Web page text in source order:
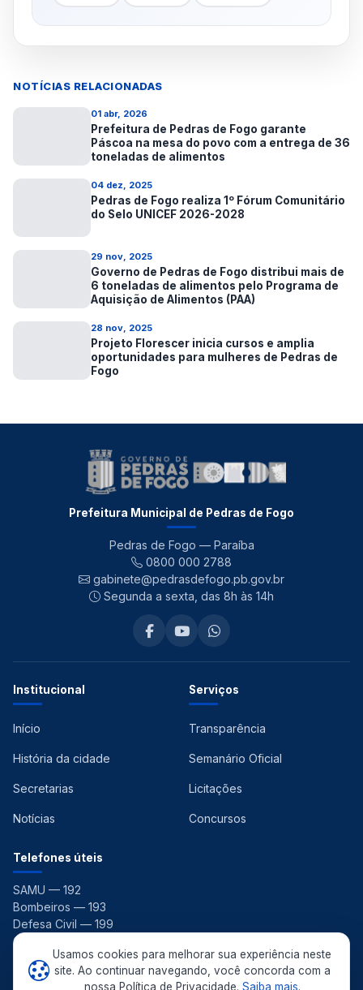
NOTÍCIAS RELACIONADAS
01 abr, 2026
Prefeitura de Pedras de Fogo garante
Páscoa na mesa do povo com a entrega de 36
toneladas de alimentos
04 dez, 2025
Pedras de Fogo realiza 1º Fórum Comunitário
do Selo UNICEF 2026-2028
29 nov, 2025
Governo de Pedras de Fogo distribui mais de
6 toneladas de alimentos pelo Programa de
Aquisição de Alimentos (PAA)
28 nov, 2025
Projeto Florescer inicia cursos e amplia
oportunidades para mulheres de Pedras de
Fogo
Prefeitura Municipal de Pedras de Fogo
Pedras de Fogo — Paraíba
0800 000 2788
gabinete@pedrasdefogo.pb.gov.br
Segunda a sexta, das 8h às 14h
Institucional
Início
História da cidade
Secretarias
Notícias
Serviços
Transparência
Semanário Oficial
Licitações
Concursos
Telefones úteis
SAMU — 192
Bombeiros — 193
Defesa Civil — 199
Ouvidoria — 156
Usamos cookies para melhorar sua experiência neste
site. Ao continuar navegando, você concorda com a
nossa Política de Privacidade. Saiba mais.